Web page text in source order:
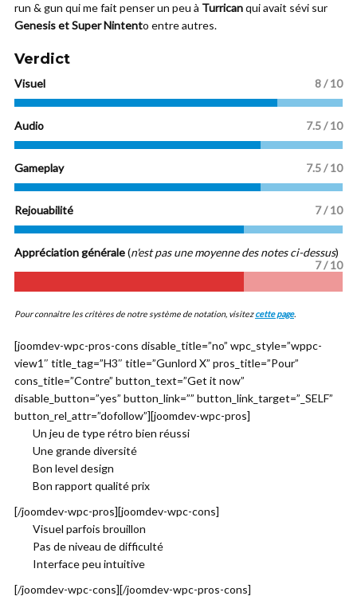
run & gun qui me fait penser un peu à Turricanqui avait sévi sur
Genesis et Super Nintento entre autres.
Verdict
Visuel 8 / 10
Audio 7.5 / 10
Gameplay 7.5 / 10
Rejouabilité 7 / 10
Appréciation générale(n'est pas une moyenne des notes ci-dessus)
7 / 10
Pour connaitre les critères de notre système de notation, visitezcette page.
[joomdev-wpc-pros-cons disable_title=”no” wpc_style=”wppc-
view1″ title_tag=”H3″ title=”Gunlord X” pros_title=”Pour”
cons_title=”Contre” button_text=”Get it now”
disable_button=”yes” button_link=”” button_link_target=”_SELF”
button_rel_attr=”dofollow”][joomdev-wpc-pros]
Un jeu de type rétro bien réussi
Une grande diversité
Bon level design
Bon rapport qualité prix
[/joomdev-wpc-pros][joomdev-wpc-cons]
Visuel parfois brouillon
Pas de niveau de difficulté
Interface peu intuitive
[/joomdev-wpc-cons][/joomdev-wpc-pros-cons]